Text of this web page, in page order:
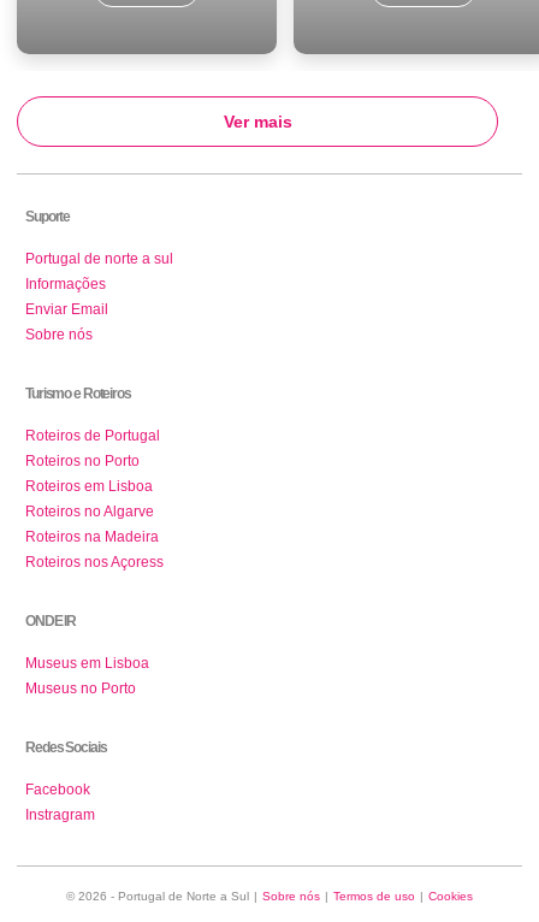
Ver mais
Suporte
Portugal de norte a sul
Informações
Enviar Email
Sobre nós
Turismo e Roteiros
Roteiros de Portugal
Roteiros no Porto
Roteiros em Lisboa
Roteiros no Algarve
Roteiros na Madeira
Roteiros nos Açoress
ONDE IR
Museus em Lisboa
Museus no Porto
Redes Sociais
Facebook
Instragram
© 2026 - Portugal de Norte a Sul | Sobre nós | Termos de uso | Cookies